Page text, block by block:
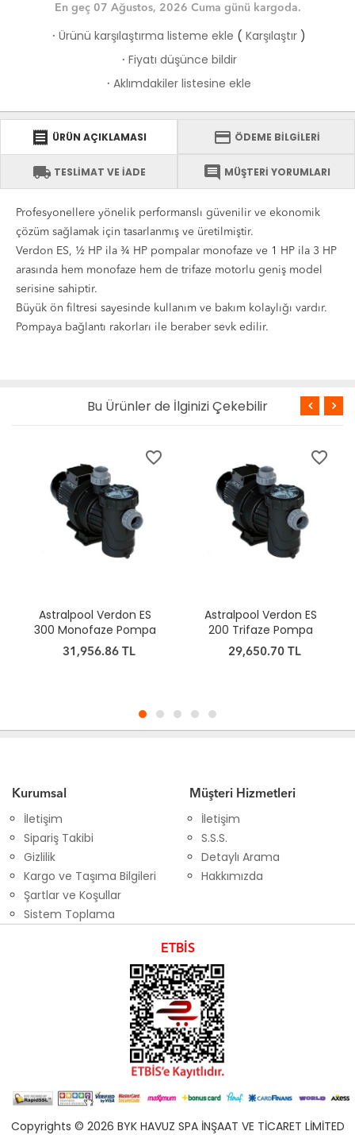
En geç 07 Ağustos, 2026 Cuma günü kargoda.
· Ürünü karşılaştırma listeme ekle ( Karşılaştır )
· Fiyatı düşünce bildir
· Aklımdakiler listesine ekle
receipt ÜRÜN AÇIKLAMASI credit_card ÖDEME BİLGİLERİ
local_shipping TESLİMAT VE İADE comment MÜŞTERİ YORUMLARI
Profesyonellere yönelik performanslı güvenilir ve ekonomik
çözüm sağlamak için tasarlanmış ve üretilmiştir.
Verdon ES, ½ HP ila ¾ HP pompalar monofaze ve 1 HP ila 3 HP
arasında hem monofaze hem de trifaze motorlu geniş model
serisine sahiptir.
Büyük ön filtresi sayesinde kullanım ve bakım kolaylığı vardır.
Pompaya bağlantı rakorları ile beraber sevk edilir.
Bu Ürünler de İlginizi Çekebilir
favorite_border
Astralpool Verdon ES
300 Monofaze Pompa
31,956.86 TL
favorite_border
Astralpool Verdon ES
200 Trifaze Pompa
29,650.70 TL
Kurumsal
İletişim
Sipariş Takibi
Gizlilik
Kargo ve Taşıma Bilgileri
Şartlar ve Koşullar
Sistem Toplama
Müşteri Hizmetleri
İletişim
S.S.S.
Detaylı Arama
Hakkımızda
ETBİS
Copyrights © 2026 BYK HAVUZ SPA İNŞAAT VE TİCARET LİMİTED